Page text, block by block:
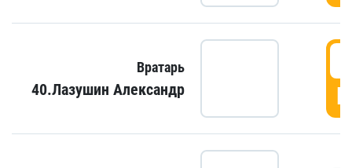
Вратарь
40.Лазушин Александр